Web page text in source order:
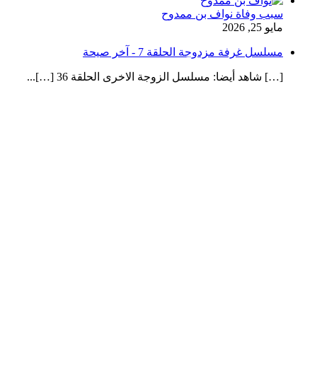
سبب وفاة نواف بن ممدوح
مايو 25, 2026
مسلسل غرفة مزدوجة الحلقة 7 - آخر صيحة
[…] شاهد أيضا: مسلسل الزوجة الاخرى الحلقة 36 […]...